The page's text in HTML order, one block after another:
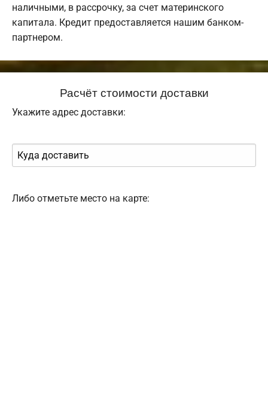
наличными, в рассрочку, за счет материнского
капитала. Кредит предоставляется нашим банком-
партнером.
Расчёт стоимости доставки
Укажите адрес доставки:
Либо отметьте место на карте: